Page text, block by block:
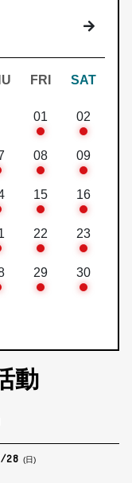
下個月
FRI SAT
01 02
08 09
15 16
22 23
29 30
動
28 (日)